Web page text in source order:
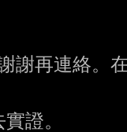
謝再連絡。
證。